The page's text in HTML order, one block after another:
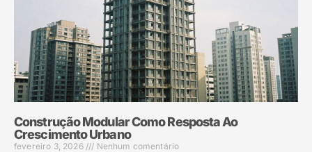
Construção Modular Como Resposta Ao
Crescimento Urbano
fevereiro 3, 2026 Nenhum comentário